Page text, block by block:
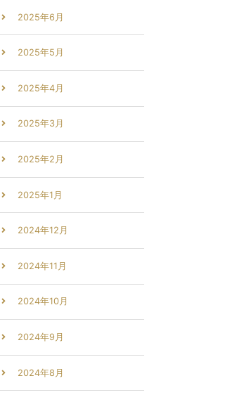
2025年6月
2025年5月
2025年4月
2025年3月
2025年2月
2025年1月
2024年12月
2024年11月
2024年10月
2024年9月
2024年8月